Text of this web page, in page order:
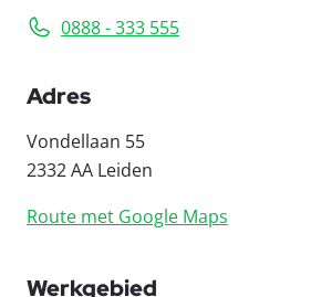
0888 - 333 555
Adres
Vondellaan 55
2332 AA Leiden
Route met Google Maps
Werkgebied